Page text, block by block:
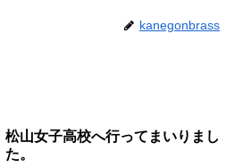
kanegonbrass
松山女子高校へ行ってまいりまし
た。